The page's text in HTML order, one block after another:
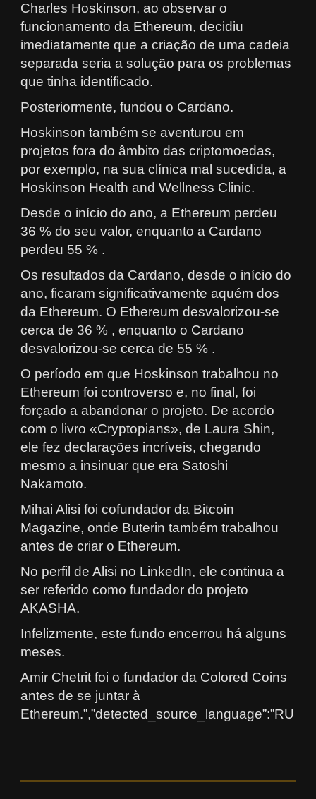
Charles Hoskinson, ao observar o
funcionamento da Ethereum, decidiu
imediatamente que a criação de uma cadeia
separada seria a solução para os problemas
que tinha identificado.
Posteriormente, fundou o Cardano.
Hoskinson também se aventurou em
projetos fora do âmbito das criptomoedas,
por exemplo, na sua clínica mal sucedida, a
Hoskinson Health and Wellness Clinic.
Desde o início do ano, a Ethereum perdeu
36 % do seu valor, enquanto a Cardano
perdeu 55 % .
Os resultados da Cardano, desde o início do
ano, ficaram significativamente aquém dos
da Ethereum. O Ethereum desvalorizou-se
cerca de 36 % , enquanto o Cardano
desvalorizou-se cerca de 55 % .
O período em que Hoskinson trabalhou no
Ethereum foi controverso e, no final, foi
forçado a abandonar o projeto. De acordo
com o livro «Cryptopians», de Laura Shin,
ele fez declarações incríveis, chegando
mesmo a insinuar que era Satoshi
Nakamoto.
Mihai Alisi foi cofundador da Bitcoin
Magazine, onde Buterin também trabalhou
antes de criar o Ethereum.
No perfil de Alisi no LinkedIn, ele continua a
ser referido como fundador do projeto
AKASHA.
Infelizmente, este fundo encerrou há alguns
meses.
Amir Chetrit foi o fundador da Colored Coins
antes de se juntar à
Ethereum.”,”detected_source_language”:”RU